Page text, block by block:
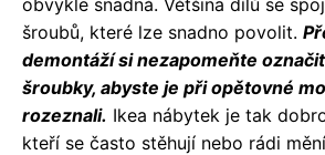
šroubů, které lze snadno povolit.
demontáží si nezapomeňte
šroubky, abyste je při opětovné
rozeznali. Ikea nábytek je tak
kteří se často stěhují nebo rádi